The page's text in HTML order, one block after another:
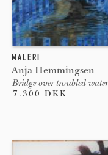
MALERI
Anja Hemmingsen
Bridge over troubled water
7.300 DKK